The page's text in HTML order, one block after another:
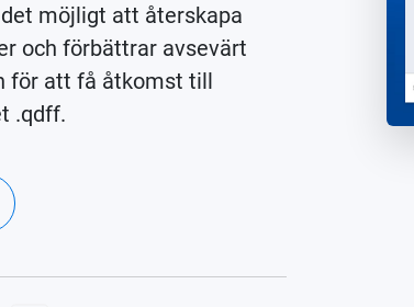
möjligt att återskapa
och förbättrar avsevärt
för att få åtkomst till
.qdff.